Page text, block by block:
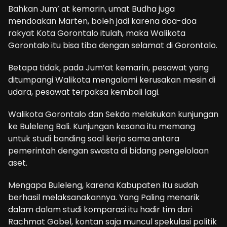
Bahkan Jum’ at kemarin, umat Budha juga
mendoakan Marten, boleh jadi karena doa-doa
rakyat Kota Gorontalo itulah, maka Walikota
Gorontalo itu bisa tiba dengan selamat di Gorontalo.
Betapa tidak, pada Jum’at kemarin, pesawat yang
ditumpangi Walikota mengalami kerusakan mesin di
udara, pesawat terpaksa kembali lagi.
Walikota Gorontalo dan Sekda melakukan kunjungan
ke Buleleng Bali. Kunjungan kesana itu memang
untuk studi banding soal kerja sama antara
pemerintah dengan swasta di bidang pengelolaan
aset.
Mengapa Buleleng, karena Kabupaten itu sudah
berhasil melaksanakannya. Yang Paling menarik
dalam dalam studi komparasi itu hadir tim dari
Rachmat Gobel, kontan saja muncul spekulasi politik